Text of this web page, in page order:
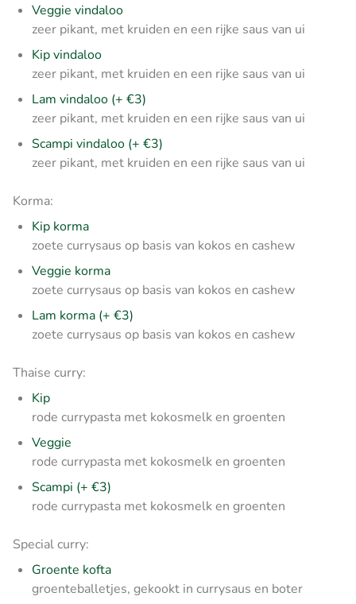
Veggie vindaloo
zeer pikant, met kruiden en een rijke saus van ui
Kip vindaloo
zeer pikant, met kruiden en een rijke saus van ui
Lam vindaloo (+ €3)
zeer pikant, met kruiden en een rijke saus van ui
Scampi vindaloo (+ €3)
zeer pikant, met kruiden en een rijke saus van ui
Korma:
Kip korma
zoete currysaus op basis van kokos en cashew
Veggie korma
zoete currysaus op basis van kokos en cashew
Lam korma (+ €3)
zoete currysaus op basis van kokos en cashew
Thaise curry:
Kip
rode currypasta met kokosmelk en groenten
Veggie
rode currypasta met kokosmelk en groenten
Scampi (+ €3)
rode currypasta met kokosmelk en groenten
Special curry:
Groente kofta
groenteballetjes, gekookt in currysaus en boter